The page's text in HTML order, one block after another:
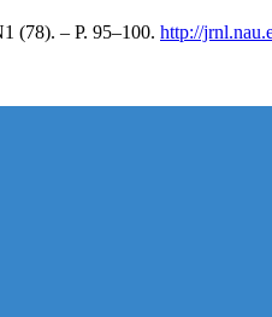
(78). – P. 95–100. http://